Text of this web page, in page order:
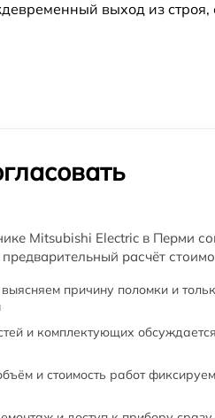
выход из строя,
Mitsubishi Electric в Перми
расчёт
причину поломки и
и комплектующих
и стоимость работ